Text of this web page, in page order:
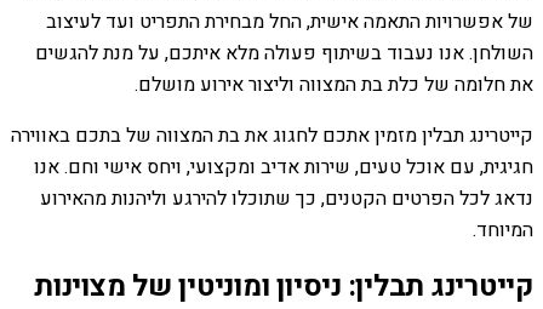
של אפשרויות התאמה אישית, החל מבחירת התפריט ועד לעיצוב
השולחן. אנו נעבוד בשיתוף פעולה מלא איתכם, על מנת להגשים
את חלומה של כלת בת המצווה וליצור אירוע מושלם.
קייטרינג תבלין מזמין אתכם לחגוג את בת המצווה של בתכם באווירה
חגיגית, עם אוכל טעים, שירות אדיב ומקצועי, ויחס אישי וחם. אנו
נדאג לכל הפרטים הקטנים, כך שתוכלו להירגע וליהנות מהאירוע
המיוחד.
קייטרינג תבלין: ניסיון ומוניטין של מצוינות